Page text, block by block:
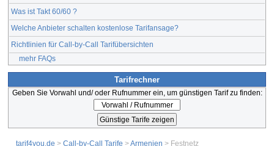
Was ist Takt 60/60 ?
Welche Anbieter schalten kostenlose Tarifansage?
Richtlinien für Call-by-Call Tarifübersichten
mehr FAQs
Tarifrechner
Geben Sie Vorwahl und/ oder Rufnummer ein, um günstigen Tarif zu finden:
tarif4you.de > Call-by-Call Tarife >Armenien > Festnetz